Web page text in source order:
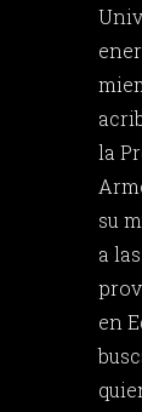
la
su
a
en